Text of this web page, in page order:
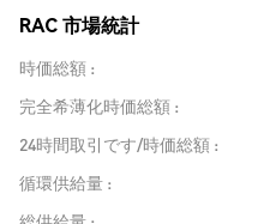
RAC 市場統計
時価総額
完全希薄化時価総額
24時間取引です/時価総額
循環供給量